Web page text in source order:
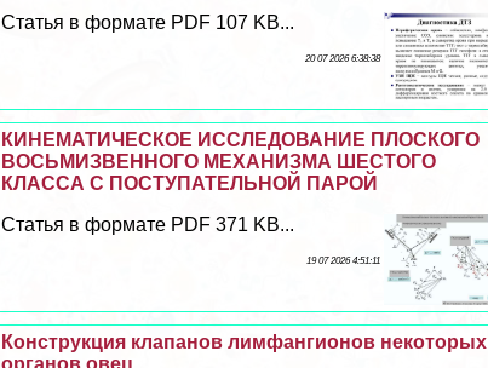
Статья в формате PDF 107 KB...
20 07 2026 6:38:38
КИНЕМАТИЧЕСКОЕ ИССЛЕДОВАНИЕ ПЛОСКОГО
ВОСЬМИЗВЕННОГО МЕХАНИЗМА ШЕСТОГО
КЛАССА С ПОСТУПАТЕЛЬНОЙ ПАРОЙ
Статья в формате PDF 371 KB...
19 07 2026 4:51:11
Конструкция клапанов лимфангионов некоторых